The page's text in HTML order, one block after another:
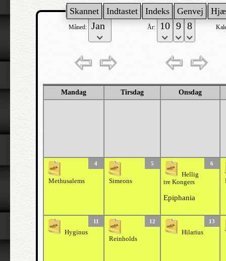
Skannet Indtastet Indeks Genvej
Måned: År:
Mandag Tirsdag Onsdag
4
Methusalems
5
Simeons
6
Hellig
tre Kongers
Epiphania
11
Hyginus
12
Reinholds
13
Hilarius